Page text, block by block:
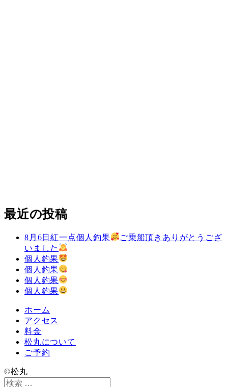
最近の投稿
8月6日紅一点個人釣果
ご乗船頂きありがとうござ
いました
個人釣果
個人釣果
個人釣果
個人釣果
ホーム
アクセス
料金
松丸について
ご予約
©️松丸
検